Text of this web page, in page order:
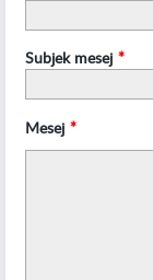
Subjek mesej *
Mesej *